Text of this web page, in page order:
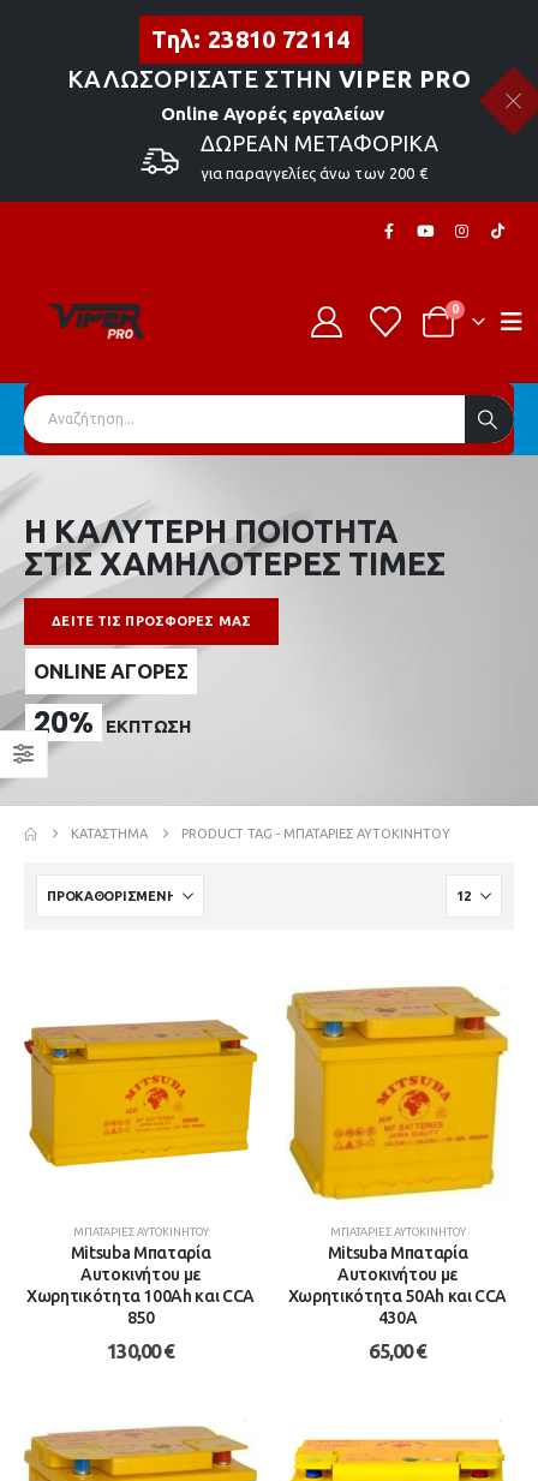
Τηλ: 23810 72114
ΚΑΛΩΣΟΡΙΣΑΤΕ ΣΤΗΝ VIPER PRO
Online Αγορές εργαλείων
ΔΩΡΕΑΝ ΜΕΤΑΦΟΡΙΚΑ
για παραγγελίες άνω των 200 €
0
Η ΚΑΛΥΤΕΡΗ ΠΟΙΟΤΗΤΑ
ΣΤΙΣ ΧΑΜΗΛΟΤΕΡΕΣ ΤΙΜΕΣ
ΔΕΙΤΕ ΤΙΣ ΠΡΟΣΦΟΡΕΣ ΜΑΣ
ONLINE ΑΓΟΡΕΣ
20% ΕΚΠΤΩΣΗ
ΚΑΤΆΣΤΗΜΑ PRODUCT TAG - ΜΠΑΤΑΡΊΕΣ ΑΥΤΟΚΙΝΉΤΟΥ
ΜΠΑΤΑΡΊΕΣ ΑΥΤΟΚΙΝΉΤΟΥ
Mitsuba Μπαταρία
Αυτοκινήτου με
Χωρητικότητα 100Ah και CCA
850
130,00€
ΜΠΑΤΑΡΊΕΣ ΑΥΤΟΚΙΝΉΤΟΥ
Mitsuba Μπαταρία
Αυτοκινήτου με
Χωρητικότητα 50Ah και CCA
430A
65,00€
9,00€ 7,00
99,00€